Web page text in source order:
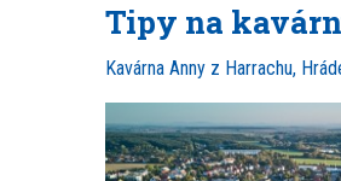
Tipy na
Kavárna Anny z Harrachu,